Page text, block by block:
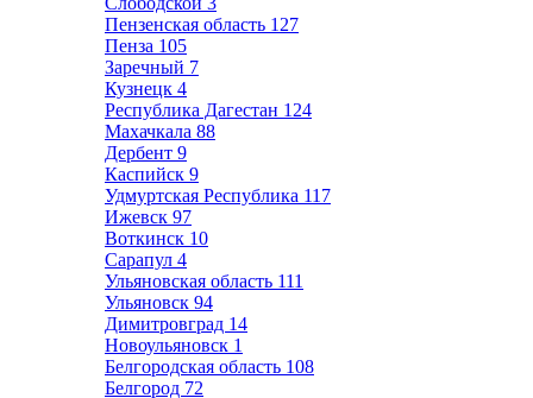
Пензенская область 127
Пенза 105
Заречный 7
Кузнецк 4
Республика Дагестан 124
Махачкала 88
Дербент 9
Каспийск 9
Удмуртская Республика 117
Ижевск 97
Воткинск 10
Сарапул 4
Ульяновская область 111
Ульяновск 94
Димитровград 14
Новоульяновск 1
Белгородская область 108
Белгород 72